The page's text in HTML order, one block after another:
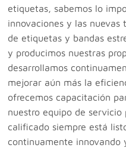
etiquetas, sabemos lo
innovaciones y las nuevas
de etiquetas y bandas
y producimos nuestras
desarrollamos
mejorar aún más la
ofrecemos capacitación
nuestro equipo de
calificado siempre está
continuamente innovando